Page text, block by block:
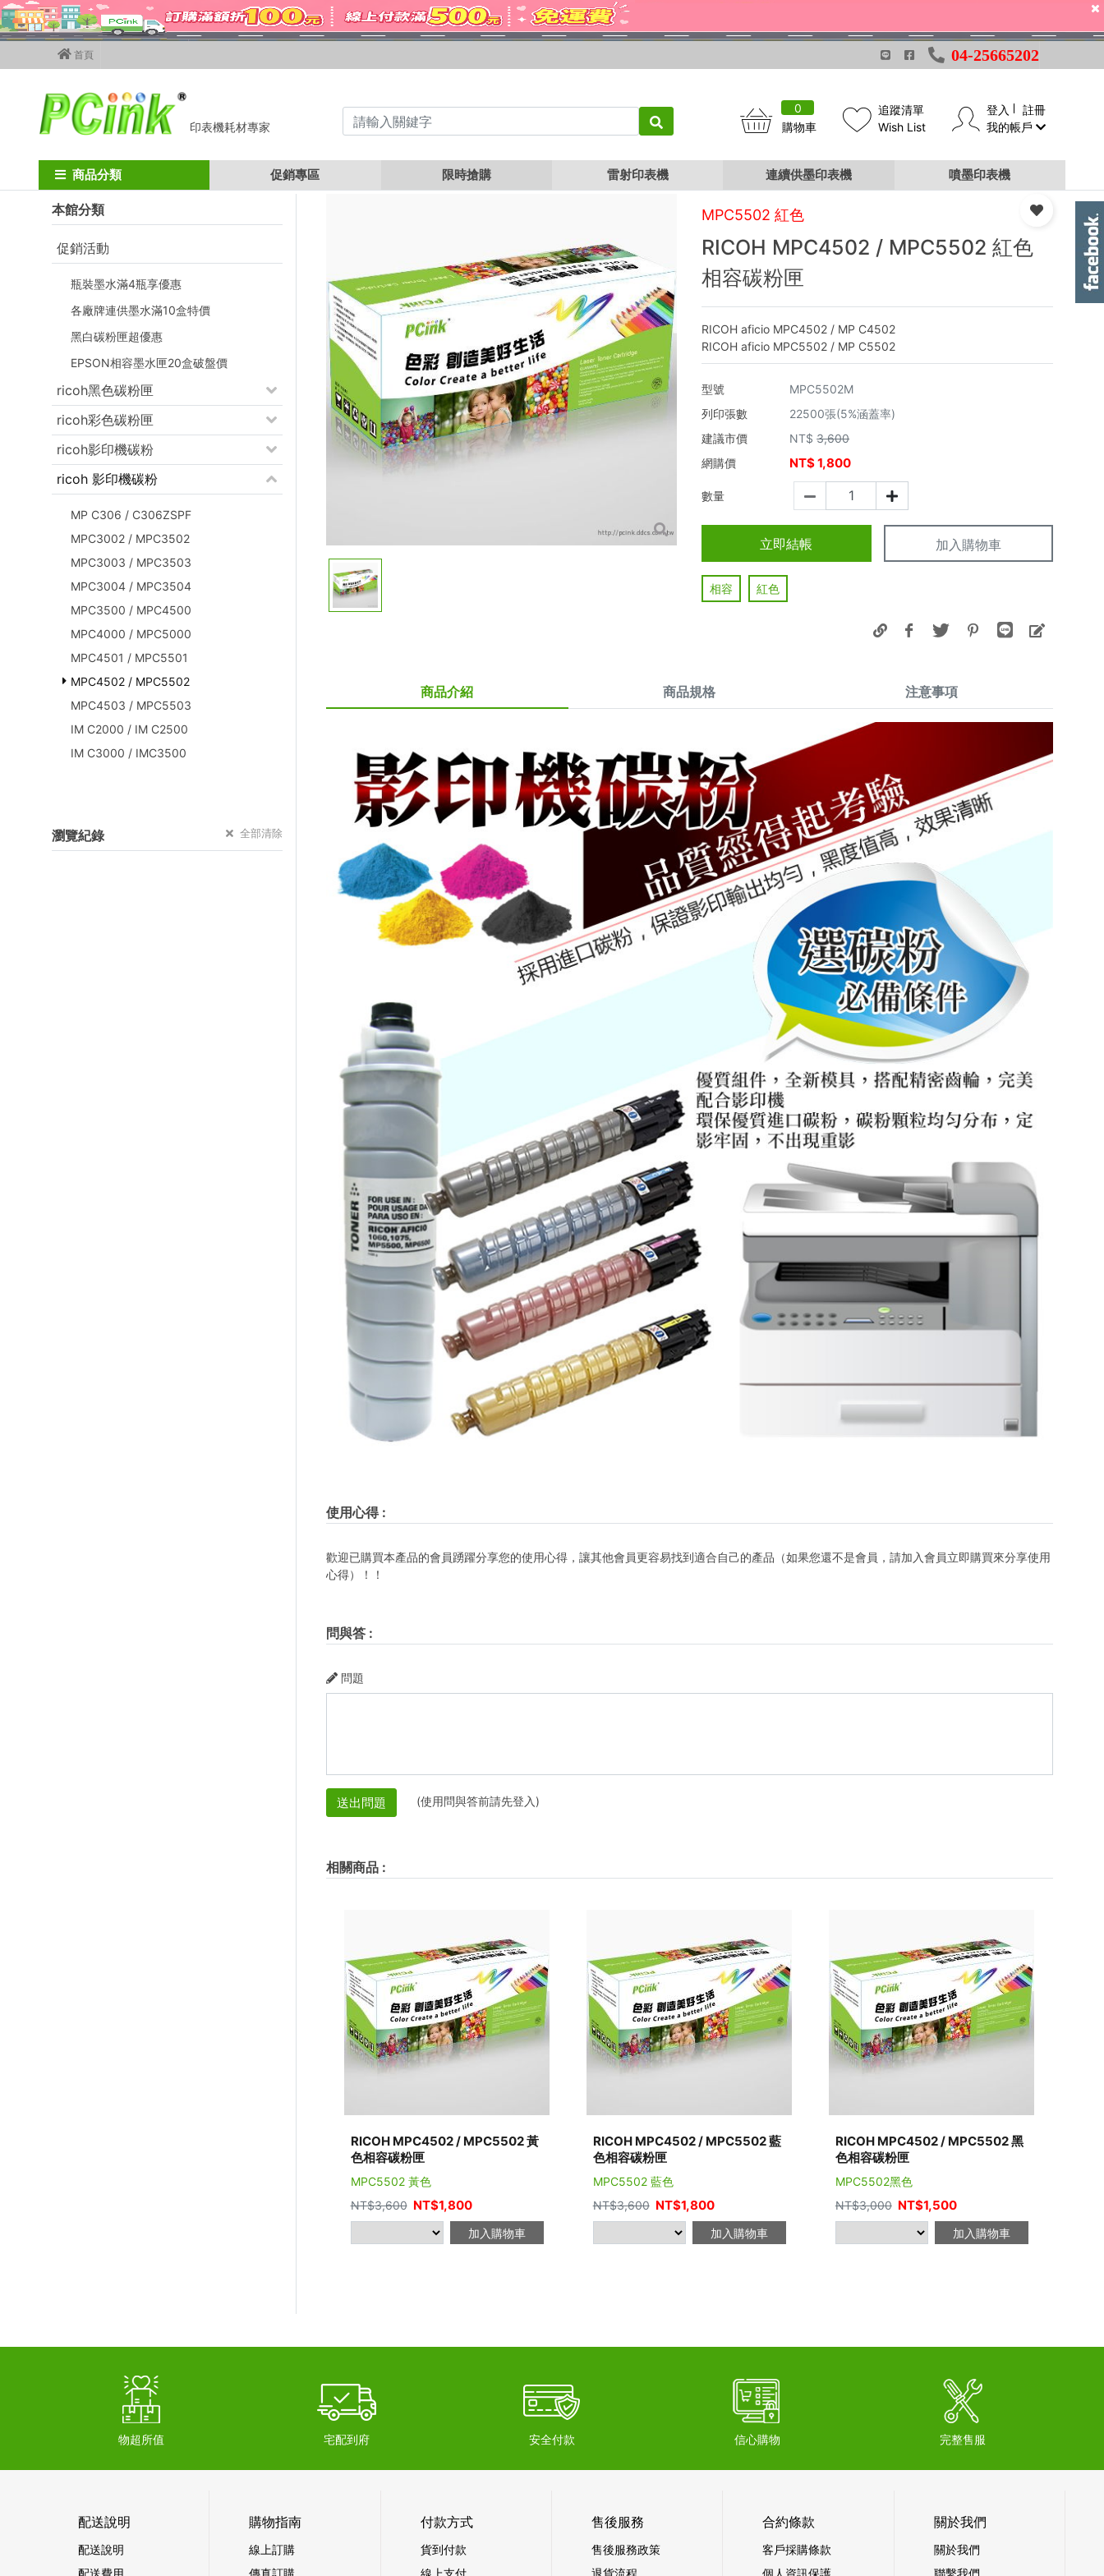
首頁 04-25665202
印表機耗材專家
0
購物車
追蹤清單
Wish List
登入
註冊
我的帳戶
商品分類 促銷專區 限時搶購 雷射印表機 連續供墨印表機 噴墨印表機
Home ricoh碳粉匣 ricoh 影印機碳粉 MPC4502 / MPC5502 RICOH MPC4502 / MPC5502 紅色相容碳粉匣
本館分類
促銷活動
瓶裝墨水滿4瓶享優惠
各廠牌連供墨水滿10盒特價
黑白碳粉匣超優惠
EPSON相容墨水匣20盒破盤價
ricoh黑色碳粉匣
ricoh彩色碳粉匣
ricoh影印機碳粉
ricoh 影印機碳粉
MP C306 / C306ZSPF
MPC3002 / MPC3502
MPC3003 / MPC3503
MPC3004 / MPC3504
MPC3500 / MPC4500
MPC4000 / MPC5000
MPC4501 / MPC5501
MPC4502 / MPC5502
MPC4503 / MPC5503
IM C2000 / IM C2500
IM C3000 / IMC3500
瀏覽紀錄 全部清除
MPC5502 紅色
RICOH MPC4502 / MPC5502 紅色
相容碳粉匣
RICOH aficio MPC4502 / MP C4502
RICOH aficio MPC5502 / MP C5502
型號
MPC5502M
列印張數
22500張(5%涵蓋率)
建議市價
NT$ 3,600
網購價
NT$1,800
數量
立即結帳 加入購物車
相容 紅色
商品介紹 商品規格 注意事項
使用心得:
歡迎已購買本產品的會員踴躍分享您的使用心得，讓其他會員更容易找到適合自己的產品（如果您還不是會員，請加入會員立即購買來分享使用
心得）！！
問與答:
問題
送出問題 (使用問與答前請先登入)
相關商品:
RICOH MPC4502 / MPC5502 黃
色相容碳粉匣
MPC5502 黃色
NT$3,600 NT$1,800
加入購物車
RICOH MPC4502 / MPC5502 藍
色相容碳粉匣
MPC5502 藍色
NT$3,600 NT$1,800
加入購物車
RICOH MPC4502 / MPC5502 黑
色相容碳粉匣
MPC5502黑色
NT$3,000 NT$1,500
加入購物車
物超所值 宅配到府 安全付款 信心購物 完整售服
配送說明
配送說明
配送費用
購物指南
線上訂購
傳真訂購
付款方式
貨到付款
線上支付
售後服務
售後服務政策
退貨流程
合約條款
客戶採購條款
個人資訊保護
關於我們
關於我們
聯繫我們